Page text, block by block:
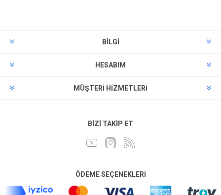
BILGI
HESABIM
MÜŞTERI HIZMETLERI
BIZI TAKIP ET
ÖDEME SEÇENEKLERI